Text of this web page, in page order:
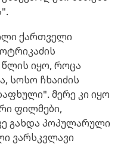
ქართველი
იყო, როცა
სოსო ჩხაიძის
მერე კი იყო
ფილმები,
გახდა პოპულარული
ვარსკვლავი